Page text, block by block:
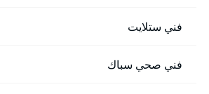
فني ستلايت
فني صحي سباك